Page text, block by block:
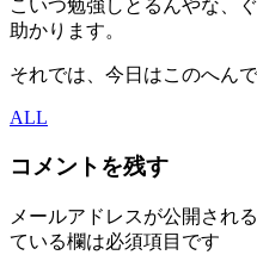
こいつ勉強しとるんやな、
助かります。
それでは、今日はこのへんで
ALL
コメントを残す
メールアドレスが公開され
ている欄は必須項目です